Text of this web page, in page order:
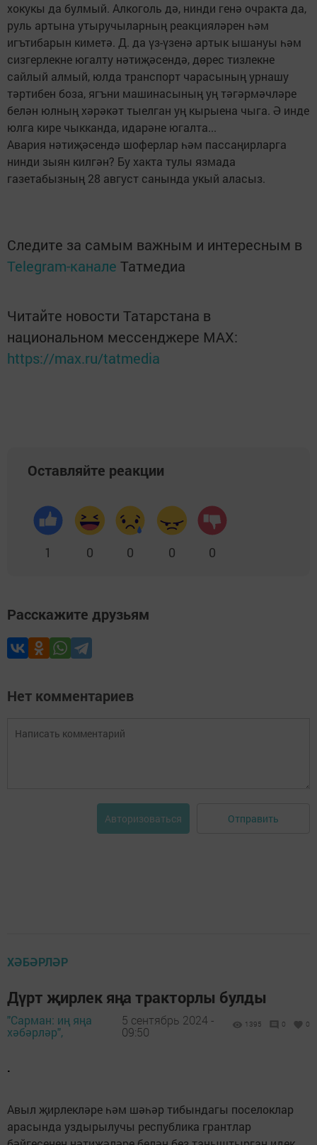
хокукы да булмый. Алкоголь дә, нинди генә очракта да,
руль артына утыручыларның реакцияләрен һәм
игътибарын киметә. Д. да үз-үзенә артык ышануы һәм
сизгерлекне югалту нәтиҗәсендә, дөрес тизлекне
сайлый алмый, юлда транспорт чарасының урнашу
тәртибен боза, ягъни машинасының уң тәгәрмәчләре
белән юлның хәрәкәт тыелган уң кырыена чыга. Ә инде
юлга кире чыкканда, идарәне югалта...
Авария нәтиҗәсендә шоферлар һәм пассаңирларга
нинди зыян килгән? Бу хакта тулы язмада
газетабызның 28 август санында укый аласыз.
Следите за самым важным и интересным в
Telegram-канале Татмедиа
Читайте новости Татарстана в
национальном мессенджере MАХ:
https://max.ru/tatmedia
Оставляйте реакции
1 0 0 0 0
Расскажите друзьям
Нет комментариев
Авторизоваться Отправить
ХӘБӘРЛӘР
Дүрт җирлек яңа тракторлы булды
"Сарман: иң яңа
хәбәрләр",
5 сентябрь 2024 -
09:50
1395 0 0
.
Авыл җирлекләре һәм шәһәр тибындагы поселоклар
арасында уздырылучы республика грантлар